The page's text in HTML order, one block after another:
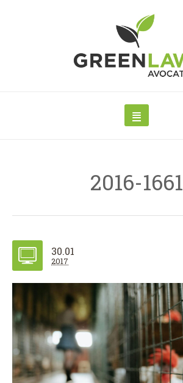
2016-1661
30.01
2017